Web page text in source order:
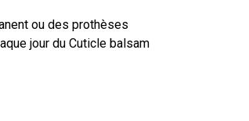
ou des prothèses
jour du Cuticle balsam